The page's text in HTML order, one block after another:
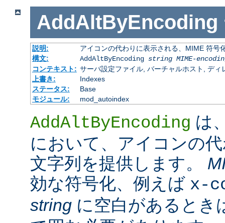
AddAltByEncoding
説明:
アイコンの代わりに表示される、MIME 符号
構文:
AddAltByEncoding string MIME-
コンテキスト: サーバ設定ファイル, バーチャルホスト, ディ
上書き:
Indexes
ステータス:
Base
モジュール:
mod_autoindex
AddAltByEncoding は
において、アイコンの
文字列を提供します。
効な符号化、例えば x-
string に空白があるとき